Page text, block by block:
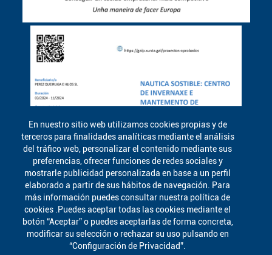
En nuestro sitio web utilizamos cookies propias y de
terceros para finalidades analíticas mediante el análisis
del tráfico web, personalizar el contenido mediante sus
preferencias, ofrecer funciones de redes sociales y
mostrarle publicidad personalizada en base a un perfil
elaborado a partir de sus hábitos de navegación. Para
más información puedes consultar nuestra política de
cookies .Puedes aceptar todas las cookies mediante el
botón “Aceptar” o puedes aceptarlas de forma concreta,
modificar su selección o rechazar su uso pulsando en
“Configuración de Privacidad”.